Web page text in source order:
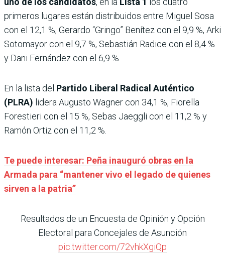
primeros lugares están distribuidos entre Miguel Sosa
con el 12,1 %, Gerardo “Gringo” Benítez con el 9,9 %, Arki
Sotomayor con el 9,7 %, Sebastián Radice con el 8,4 %
y Dani Fernández con el 6,9 %.
En la lista del Partido Liberal Radical Auténtico
(PLRA) lidera Augusto Wagner con 34,1 %, Fiorella
Forestieri con el 15 %, Sebas Jaeggli con el 11,2 % y
Ramón Ortiz con el 11,2 %.
Te puede interesar: Peña inauguró obras en la
Armada para “mantener vivo el legado de quienes
sirven a la patria”
Resultados de un Encuesta de Opinión y Opción
Electoral para Concejales de Asunción
pic.twitter.com/72vhkXgiQp